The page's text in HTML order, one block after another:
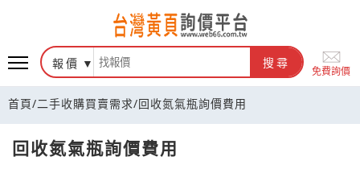
報價 搜尋
免費詢價
首頁/二手收購買賣需求/回收氮氣瓶詢價費用
回收氮氣瓶詢價費用